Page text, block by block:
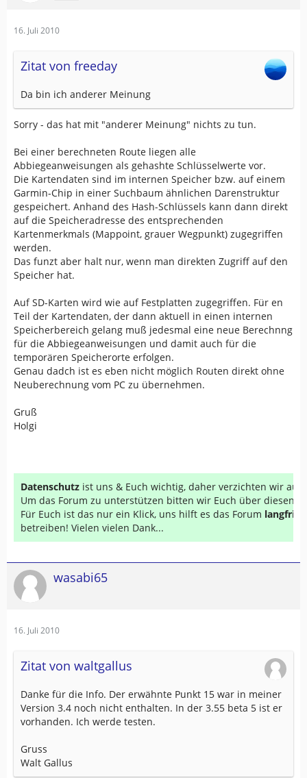
16. Juli 2010
Zitat von freeday
Da bin ich anderer Meinung
Sorry - das hat mit "anderer Meinung" nichts zu tun.
Bei einer berechneten Route liegen alle
Abbiegeanweisungen als gehashte Schlüsselwerte vor.
Die Kartendaten sind im internen Speicher bzw. auf einem
Garmin-Chip in einer Suchbaum ähnlichen Darenstruktur
gespeichert. Anhand des Hash-Schlüssels kann dann direkt
auf die Speicheradresse des entsprechenden
Kartenmerkmals (Mappoint, grauer Wegpunkt) zugegriffen
werden.
Das funzt aber halt nur, wenn man direkten Zugriff auf den
Speicher hat.
Auf SD-Karten wird wie auf Festplatten zugegriffen. Für en
Teil der Kartendaten, der dann aktuell in einen internen
Speicherbereich gelang muß jedesmal eine neue Berechnng
für die Abbiegeanweisungen und damit auch für die
temporären Speicherorte erfolgen.
Genau dadch ist es eben nicht möglich Routen direkt ohne
Neuberechnung vom PC zu übernehmen.
Gruß
Holgi
Datenschutz ist uns & Euch wichtig, daher verzichten wir auf
Um das Forum zu unterstützen bitten wir Euch über diesen
Für Euch ist das nur ein Klick, uns hilft es das Forum
betreiben! Vielen vielen Dank...
wasabi65
16. Juli 2010
Zitat von waltgallus
Danke für die Info. Der erwähnte Punkt 15 war in meiner
Version 3.4 noch nicht enthalten. In der 3.55 beta 5 ist er
vorhanden. Ich werde testen.
Gruss
Walt Gallus